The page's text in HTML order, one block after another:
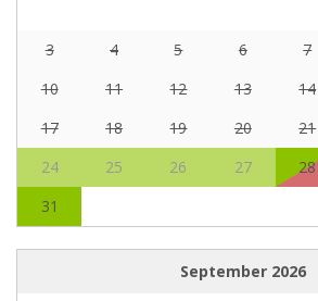
3
4 5 6 7
10
11 12 13 14
17
18 19 20 21
24
25 26 27 28
31
September 2026